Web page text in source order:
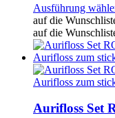
Ausführung
auf die
auf die
Aurifloss Set